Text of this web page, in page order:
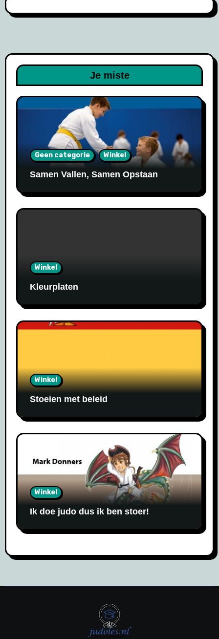
Je miste
Geen categorie Winkel
Samen Vallen, Samen Opstaan
Winkel
Kleurplaten
Winkel
Stoeien met beleid
Winkel
Ik doe judo dus ik ben stoer!